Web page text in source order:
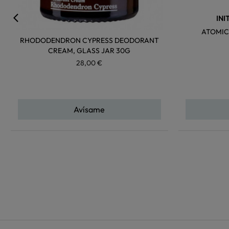
RHODODENDRON CYPRESS DEODORANT
CREAM, GLASS JAR 30G
28,00 €
Avísame